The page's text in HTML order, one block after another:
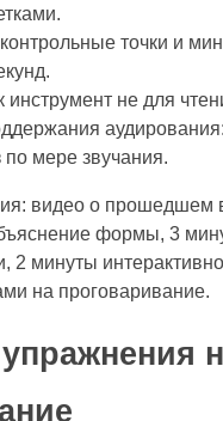
точки и
не для
аудирования:
по мере звучания.
видео о прошедшем
формы, 3
2 минуты
на проговаривание.